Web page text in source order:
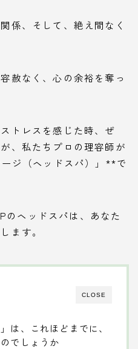
係、そして、絶え間なく
赦なく、心の余裕を奪っ
トレスを感じた時、ぜ
、私たちプロの理容師が
ジ（ヘッドスパ）」**で
のヘッドスパは、あなた
ます。
CLOSE
は、これほどまでに、
でしょうか